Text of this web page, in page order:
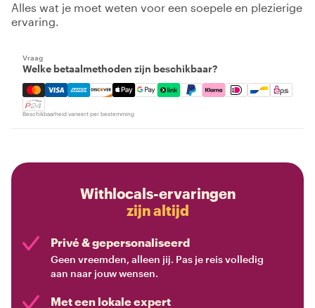
Alles wat je moet weten voor een soepele en plezierige
ervaring.
Vraag
Welke betaalmethoden zijn beschikbaar?
Mastercard, Visa, Amex, Discover, Apple Pay, Google
Beschikbaarheid varieert per bestemming
Withlocals-ervaringen
zijn altijd
Privé & gepersonaliseerd
Geen vreemden, alleen jij. Pas je reis volledig
aan naar jouw wensen.
Met een lokale expert